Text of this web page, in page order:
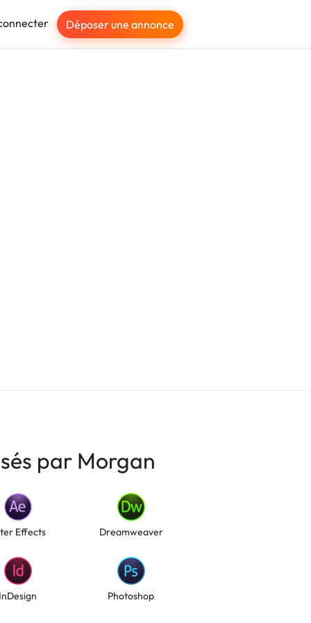
Déposer une annonce
par Morgan
Effects Dreamweaver
InDesign Photoshop